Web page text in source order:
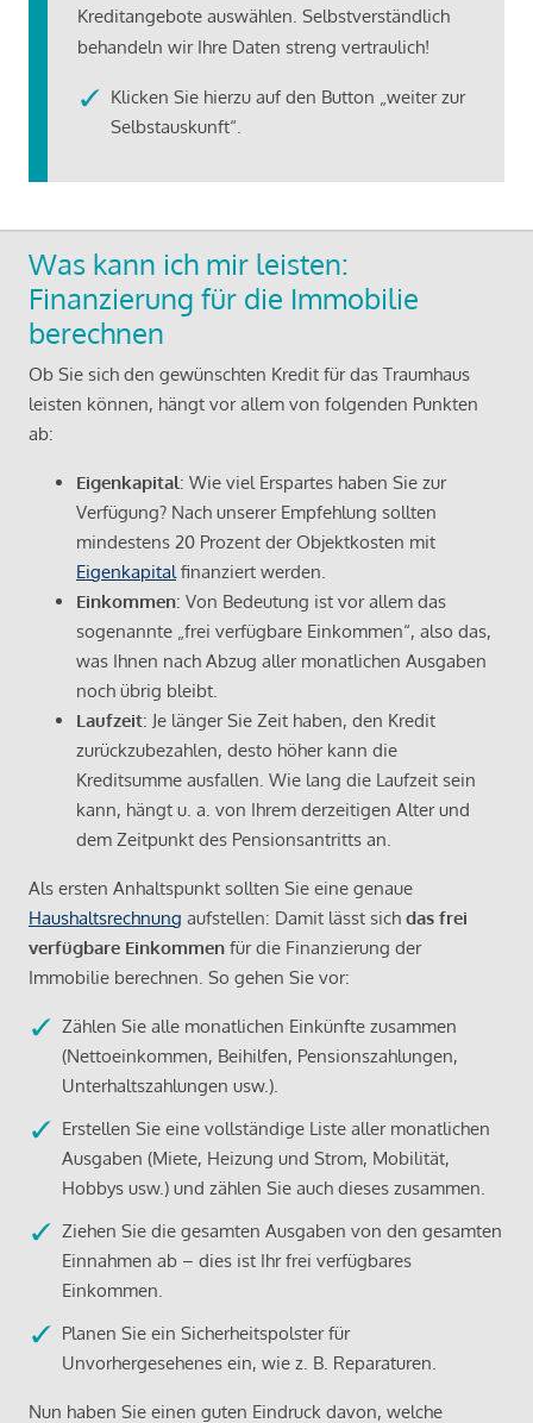
Kreditangebote auswählen. Selbstverständlich
behandeln wir Ihre Daten streng vertraulich!
Klicken Sie hierzu auf den Button „weiter zur
Selbstauskunft“.
Was kann ich mir leisten:
Finanzierung für die Immobilie
berechnen
Ob Sie sich den gewünschten Kredit für das Traumhaus
leisten können, hängt vor allem von folgenden Punkten
ab:
Eigenkapital: Wie viel Erspartes haben Sie zur
Verfügung? Nach unserer Empfehlung sollten
mindestens 20 Prozent der Objektkosten mit
Eigenkapital finanziert werden.
Einkommen: Von Bedeutung ist vor allem das
sogenannte „frei verfügbare Einkommen“, also das,
was Ihnen nach Abzug aller monatlichen Ausgaben
noch übrig bleibt.
Laufzeit: Je länger Sie Zeit haben, den Kredit
zurückzubezahlen, desto höher kann die
Kreditsumme ausfallen. Wie lang die Laufzeit sein
kann, hängt u. a. von Ihrem derzeitigen Alter und
dem Zeitpunkt des Pensionsantritts an.
Als ersten Anhaltspunkt sollten Sie eine genaue
Haushaltsrechnung aufstellen: Damit lässt sich das frei
verfügbare Einkommen für die Finanzierung der
Immobilie berechnen. So gehen Sie vor:
Zählen Sie alle monatlichen Einkünfte zusammen
(Nettoeinkommen, Beihilfen, Pensionszahlungen,
Unterhaltszahlungen usw.).
Erstellen Sie eine vollständige Liste aller monatlichen
Ausgaben (Miete, Heizung und Strom, Mobilität,
Hobbys usw.) und zählen Sie auch dieses zusammen.
Ziehen Sie die gesamten Ausgaben von den gesamten
Einnahmen ab – dies ist Ihr frei verfügbares
Einkommen.
Planen Sie ein Sicherheitspolster für
Unvorhergesehenes ein, wie z. B. Reparaturen.
Nun haben Sie einen guten Eindruck davon, welche